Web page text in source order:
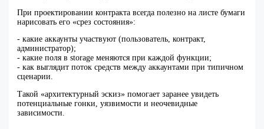
При проектировании контракта всегда полезно на листе бумаги
нарисовать его «срез состояния»:
- какие аккаунты участвуют (пользователь, контракт,
администратор);
- какие поля в storage меняются при каждой функции;
- как выглядит поток средств между аккаунтами при типичном
сценарии.
Такой «архитектурный эскиз» помогает заранее увидеть
потенциальные гонки, уязвимости и неочевидные
зависимости.